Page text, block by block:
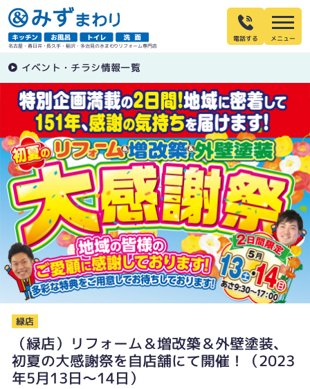
名古屋・春日井・長久手・稲沢・多治見の水まわりリフォーム専門店
電話する
イベント・チラシ情報一覧
緑店
（緑店）リフォーム＆増改築＆外壁塗装、
初夏の大感謝祭を自店舗にて開催！（2023
年5月13日〜14日）